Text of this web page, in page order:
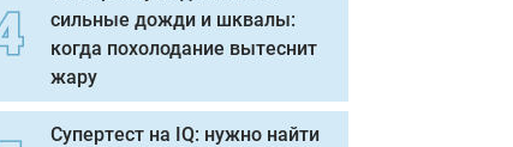
сильные дожди и шквалы:
когда похолодание вытеснит
жару
Супертест на IQ: нужно найти